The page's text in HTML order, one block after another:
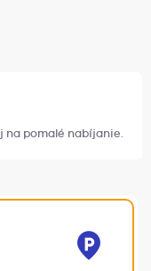
na pomalé nabíjanie.